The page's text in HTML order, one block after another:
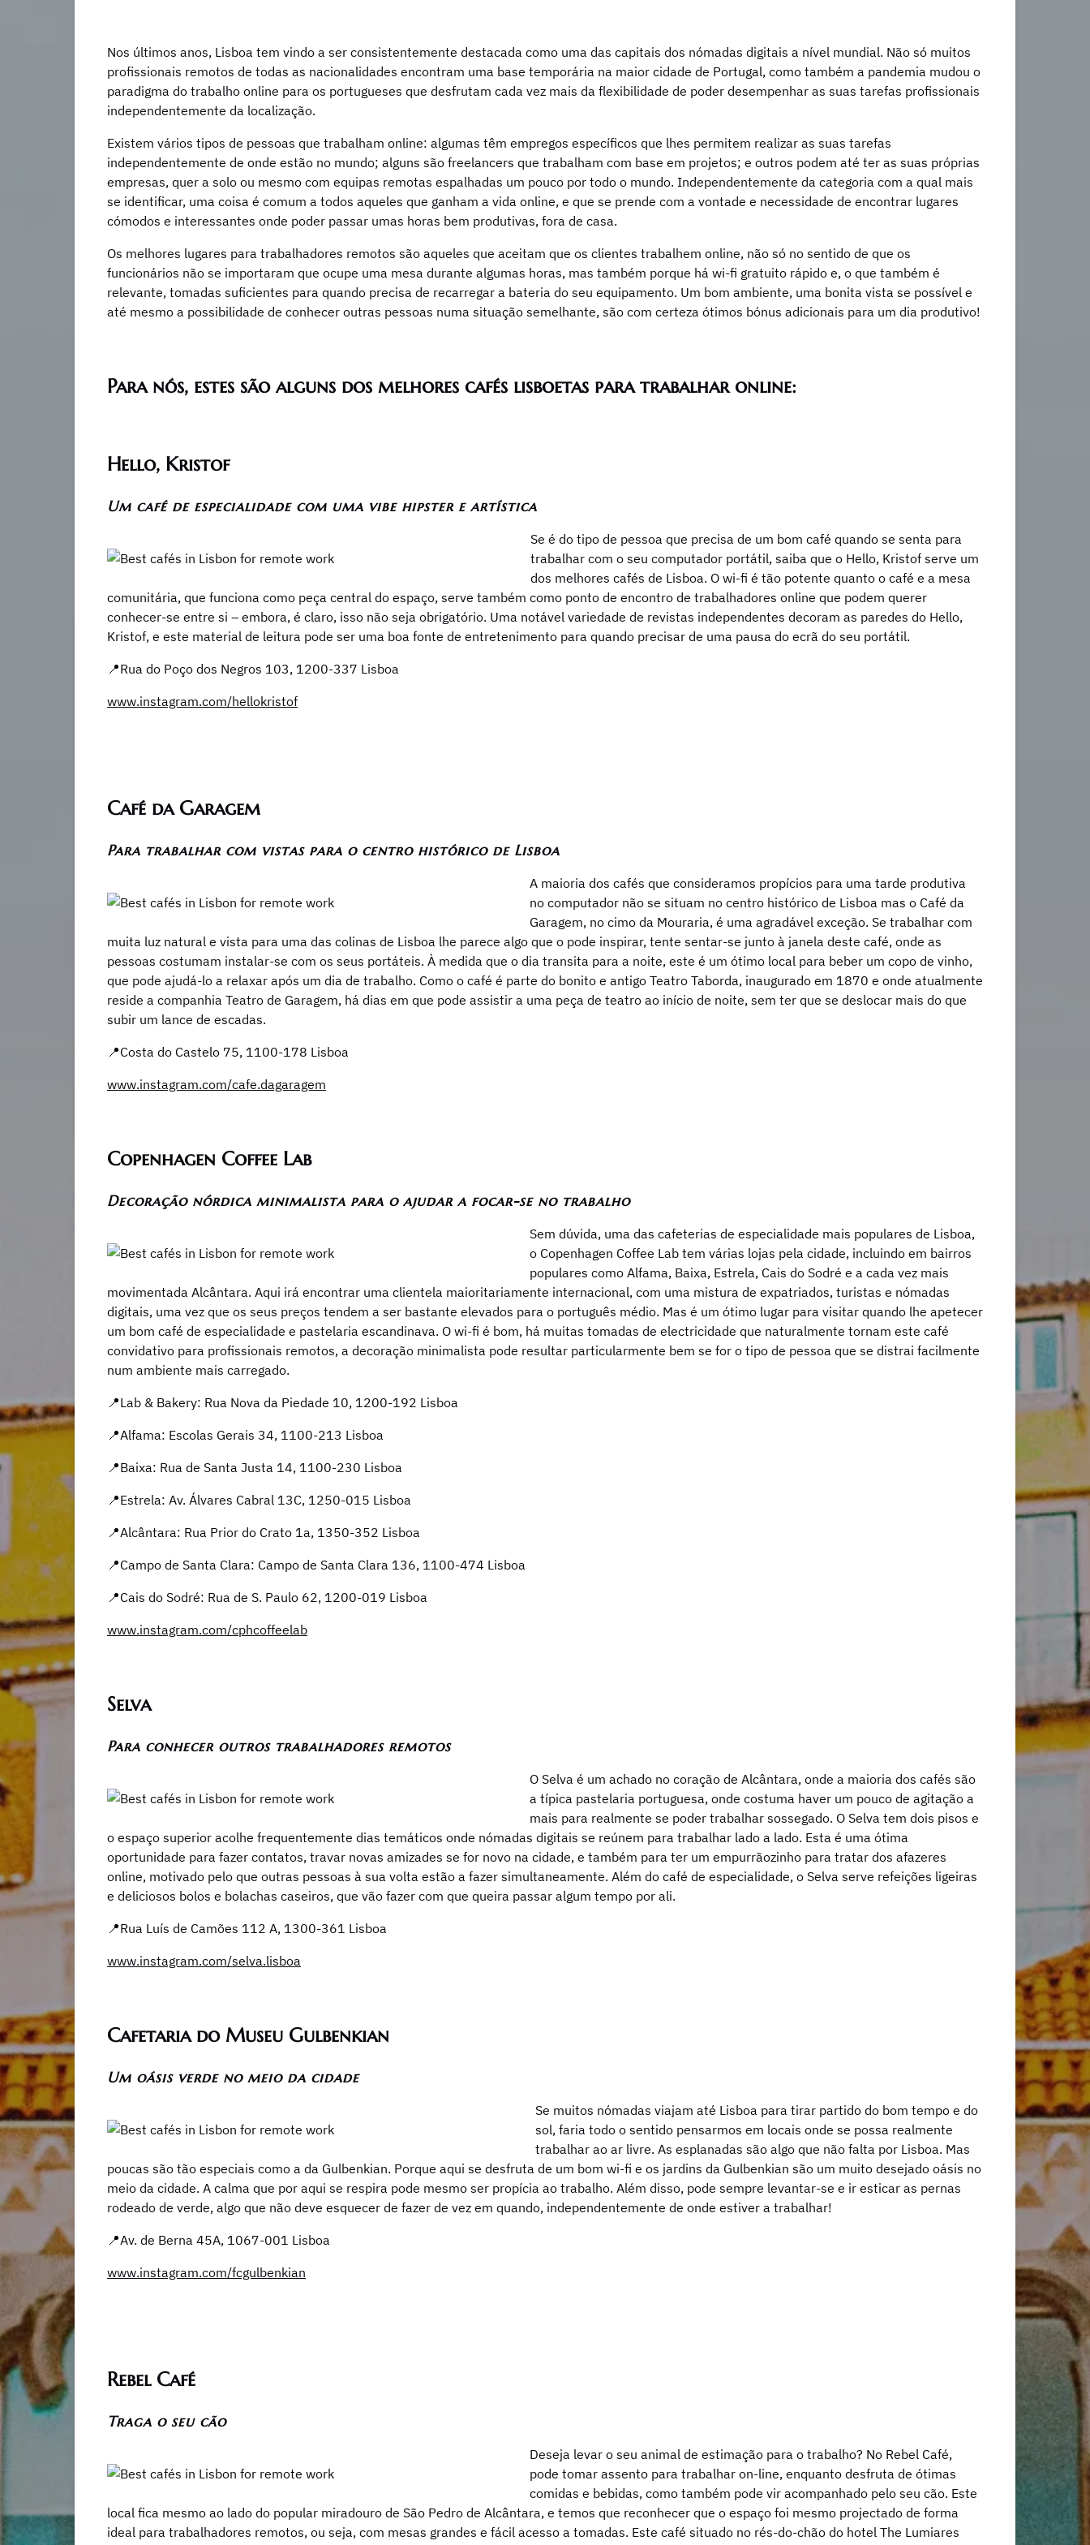
Nos últimos anos, Lisboa tem vindo a ser consistentemente destacada como uma das capitais dos nómadas digitais a nível mundial. Não só muitos
profissionais remotos de todas as nacionalidades encontram uma base temporária na maior cidade de Portugal, como também a pandemia mudou o
paradigma do trabalho online para os portugueses que desfrutam cada vez mais da flexibilidade de poder desempenhar as suas tarefas profissionais
independentemente da localização.
Existem vários tipos de pessoas que trabalham online: algumas têm empregos específicos que lhes permitem realizar as suas tarefas
independentemente de onde estão no mundo; alguns são freelancers que trabalham com base em projetos; e outros podem até ter as suas próprias
empresas, quer a solo ou mesmo com equipas remotas espalhadas um pouco por todo o mundo. Independentemente da categoria com a qual mais
se identificar, uma coisa é comum a todos aqueles que ganham a vida online, e que se prende com a vontade e necessidade de encontrar lugares
cómodos e interessantes onde poder passar umas horas bem produtivas, fora de casa.
Os melhores lugares para trabalhadores remotos são aqueles que aceitam que os clientes trabalhem online, não só no sentido de que os
funcionários não se importaram que ocupe uma mesa durante algumas horas, mas também porque há wi-fi gratuito rápido e, o que também é
relevante, tomadas suficientes para quando precisa de recarregar a bateria do seu equipamento. Um bom ambiente, uma bonita vista se possível e
até mesmo a possibilidade de conhecer outras pessoas numa situação semelhante, são com certeza ótimos bónus adicionais para um dia produtivo!
Para nós, estes são alguns dos melhores cafés lisboetas para trabalhar online:
Hello, Kristof
Um café de especialidade com uma vibe hipster e artística
Se é do tipo de pessoa que precisa de um bom café quando se senta para
trabalhar com o seu computador portátil, saiba que o Hello, Kristof serve um
dos melhores cafés de Lisboa. O wi-fi é tão potente quanto o café e a mesa
comunitária, que funciona como peça central do espaço, serve também como ponto de encontro de trabalhadores online que podem querer
conhecer-se entre si – embora, é claro, isso não seja obrigatório. Uma notável variedade de revistas independentes decoram as paredes do Hello,
Kristof, e este material de leitura pode ser uma boa fonte de entretenimento para quando precisar de uma pausa do ecrã do seu portátil.
📍Rua do Poço dos Negros 103, 1200-337 Lisboa
www.instagram.com/hellokristof
Café da Garagem
Para trabalhar com vistas para o centro histórico de Lisboa
A maioria dos cafés que consideramos propícios para uma tarde produtiva
no computador não se situam no centro histórico de Lisboa mas o Café da
Garagem, no cimo da Mouraria, é uma agradável exceção. Se trabalhar com
muita luz natural e vista para uma das colinas de Lisboa lhe parece algo que o pode inspirar, tente sentar-se junto à janela deste café, onde as
pessoas costumam instalar-se com os seus portáteis. À medida que o dia transita para a noite, este é um ótimo local para beber um copo de vinho,
que pode ajudá-lo a relaxar após um dia de trabalho. Como o café é parte do bonito e antigo Teatro Taborda, inaugurado em 1870 e onde atualmente
reside a companhia Teatro de Garagem, há dias em que pode assistir a uma peça de teatro ao início de noite, sem ter que se deslocar mais do que
subir um lance de escadas.
📍Costa do Castelo 75, 1100-178 Lisboa
www.instagram.com/cafe.dagaragem
Copenhagen Coffee Lab
Decoração nórdica minimalista para o ajudar a focar-se no trabalho
Sem dúvida, uma das cafeterias de especialidade mais populares de Lisboa,
o Copenhagen Coffee Lab tem várias lojas pela cidade, incluindo em bairros
populares como Alfama, Baixa, Estrela, Cais do Sodré e a cada vez mais
movimentada Alcântara. Aqui irá encontrar uma clientela maioritariamente internacional, com uma mistura de expatriados, turistas e nómadas
digitais, uma vez que os seus preços tendem a ser bastante elevados para o português médio. Mas é um ótimo lugar para visitar quando lhe apetecer
um bom café de especialidade e pastelaria escandinava. O wi-fi é bom, há muitas tomadas de electricidade que naturalmente tornam este café
convidativo para profissionais remotos, a decoração minimalista pode resultar particularmente bem se for o tipo de pessoa que se distrai facilmente
num ambiente mais carregado.
📍Lab & Bakery: Rua Nova da Piedade 10, 1200-192 Lisboa
📍Alfama: Escolas Gerais 34, 1100-213 Lisboa
📍Baixa: Rua de Santa Justa 14, 1100-230 Lisboa
📍Estrela: ​​Av. Álvares Cabral 13C, 1250-015 Lisboa
📍Alcântara: Rua Prior do Crato 1a, 1350-352 Lisboa
📍Campo de Santa Clara: Campo de Santa Clara 136, 1100-474 Lisboa
📍Cais do Sodré: Rua de S. Paulo 62, 1200-019 Lisboa
www.instagram.com/cphcoffeelab
Selva
Para conhecer outros trabalhadores remotos
O Selva é um achado no coração de Alcântara, onde a maioria dos cafés são
a típica pastelaria portuguesa, onde costuma haver um pouco de agitação a
mais para realmente se poder trabalhar sossegado. O Selva tem dois pisos e
o espaço superior acolhe frequentemente dias temáticos onde nómadas digitais se reúnem para trabalhar lado a lado. Esta é uma ótima
oportunidade para fazer contatos, travar novas amizades se for novo na cidade, e também para ter um empurrãozinho para tratar dos afazeres
online, motivado pelo que outras pessoas à sua volta estão a fazer simultaneamente. Além do café de especialidade, o Selva serve refeições ligeiras
e deliciosos bolos e bolachas caseiros, que vão fazer com que queira passar algum tempo por ali.
📍Rua Luís de Camões 112 A, 1300-361 Lisboa
www.instagram.com/selva.lisboa
Cafetaria do Museu Gulbenkian
Um oásis verde no meio da cidade
Se muitos nómadas viajam até Lisboa para tirar partido do bom tempo e do
sol, faria todo o sentido pensarmos em locais onde se possa realmente
trabalhar ao ar livre. As esplanadas são algo que não falta por Lisboa. Mas
poucas são tão especiais como a da Gulbenkian. Porque aqui se desfruta de um bom wi-fi e os jardins da Gulbenkian são um muito desejado oásis no
meio da cidade. A calma que por aqui se respira pode mesmo ser propícia ao trabalho. Além disso, pode sempre levantar-se e ir esticar as pernas
rodeado de verde, algo que não deve esquecer de fazer de vez em quando, independentemente de onde estiver a trabalhar!
📍Av. de Berna 45A, 1067-001 Lisboa
www.instagram.com/fcgulbenkian
Rebel Café
Traga o seu cão
Deseja levar o seu animal de estimação para o trabalho? No Rebel Café,
pode tomar assento para trabalhar on-line, enquanto desfruta de ótimas
comidas e bebidas, como também pode vir acompanhado pelo seu cão. Este
local fica mesmo ao lado do popular miradouro de São Pedro de Alcântara, e temos que reconhecer que o espaço foi mesmo projectado de forma
ideal para trabalhadores remotos, ou seja, com mesas grandes e fácil acesso a tomadas. Este café situado no rés-do-chão do hotel The Lumiares